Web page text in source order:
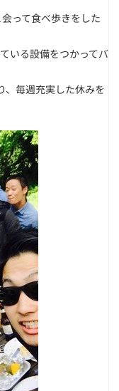
って食べ歩きをした
いる設備をつかってバ
、毎週充実した休みを